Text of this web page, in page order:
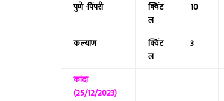
पुणे -पिंपरी
क्विंट
ल
10
कल्याण
क्विंट
ल
3
कांदा
(25/12/2023)